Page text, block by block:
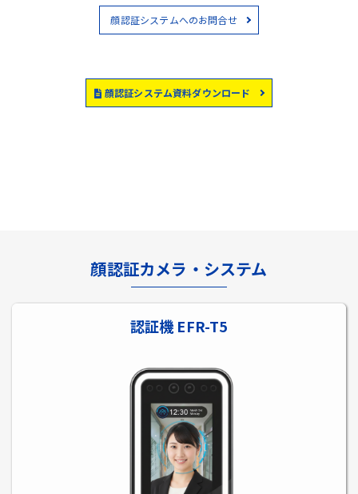
顔認証システムへのお問合せ
顔認証システム資料ダウンロード
顔認証カメラ・システム
認証機 EFR-T5